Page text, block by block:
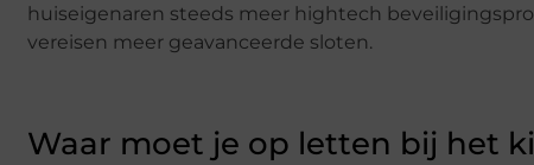
huiseigenaren steeds meer hightech
vereisen meer geavanceerde sloten.
Waar moet je op letten bij het